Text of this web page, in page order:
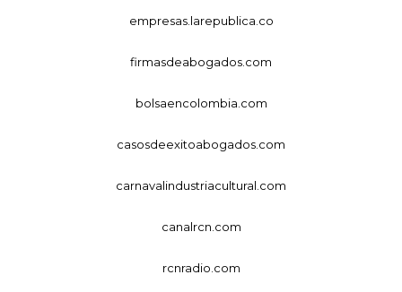
empresas.larepublica.co
firmasdeabogados.com
bolsaencolombia.com
casosdeexitoabogados.com
carnavalindustriacultural.com
canalrcn.com
rcnradio.com